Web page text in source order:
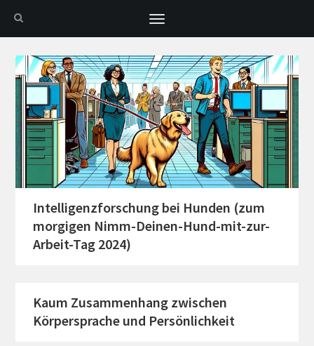
Toggle
navigation
Intelligenzforschung bei Hunden (zum
morgigen Nimm-Deinen-Hund-mit-zur-
Arbeit-Tag 2024)
Kaum Zusammenhang zwischen
Körpersprache und Persönlichkeit